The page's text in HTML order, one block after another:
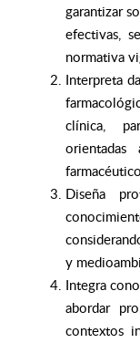
garantizar
efectivas,
normativa
Interpreta
clínica,
Diseña
y
Integra
abordar
contextos